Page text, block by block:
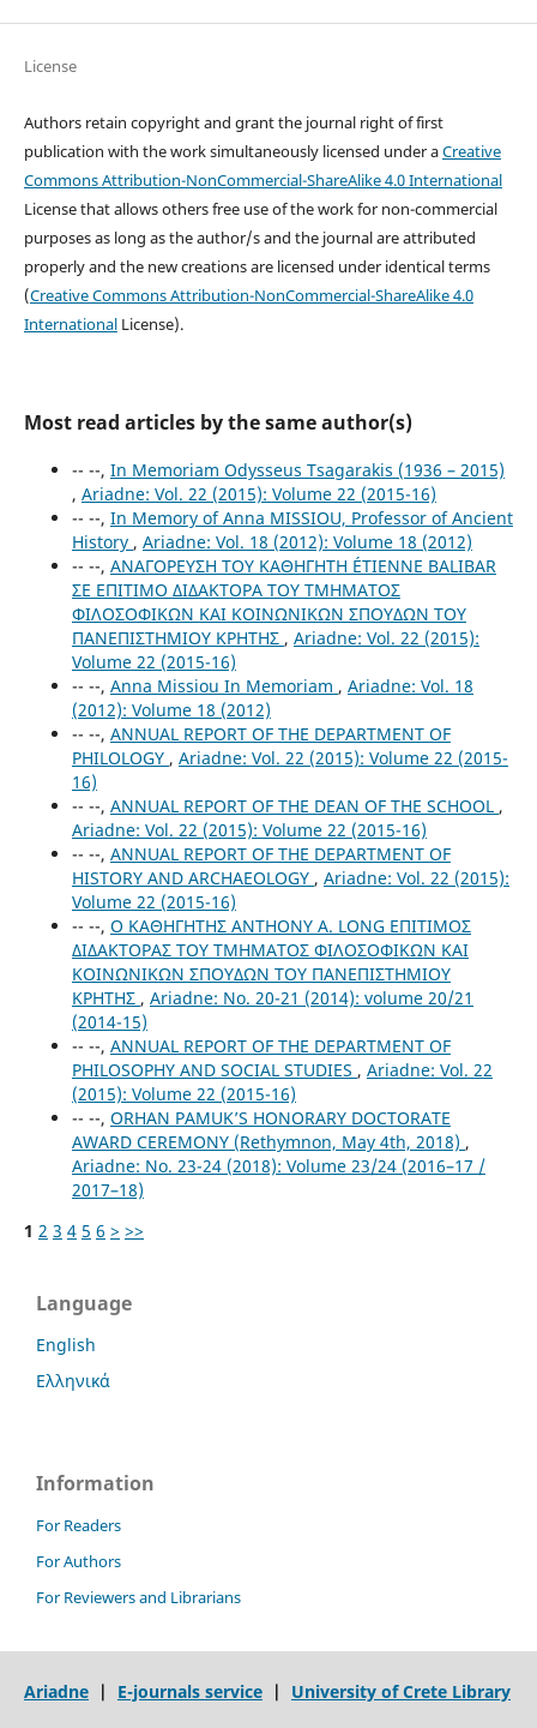
License
Authors retain copyright and grant the journal right of first
publication with the work simultaneously licensed under aCreative
Commons Attribution-NonCommercial-ShareAlike 4.0 International
License that allows others free use of the work for non-commercial
purposes as long as the author/s and the journal are attributed
properly and the new creations are licensed under identical terms
(Creative Commons Attribution-NonCommercial-ShareAlike 4.0
InternationalLicense).
Most read articles by the same author(s)
-- --, In Memoriam Odysseus Tsagarakis (1936 – 2015)
, Ariadne: Vol. 22 (2015): Volume 22 (2015-16)
-- --, In Memory of Anna MISSIOU, Professor of Ancient
History , Ariadne: Vol. 18 (2012): Volume 18 (2012)
-- --, ΑΝΑΓΟΡΕΥΣΗ TOY ΚΑΘΗΓΗΤH ÉTIENNE BALIBAR
ΣΕ ΕΠΙΤΙΜΟ ΔΙΔΑΚΤΟΡΑ ΤΟΥ ΤΜΗΜΑΤΟΣ
ΦΙΛΟΣΟΦΙΚΩΝ ΚΑΙ ΚΟΙΝΩΝΙΚΩΝ ΣΠΟΥΔΩΝ ΤΟΥ
ΠΑΝΕΠΙΣΤΗΜΙΟΥ ΚΡΗΤΗΣ , Ariadne: Vol. 22 (2015):
Volume 22 (2015-16)
-- --, Anna Missiou In Memoriam , Ariadne: Vol. 18
(2012): Volume 18 (2012)
-- --, ANNUAL REPORT OF THE DEPARTMENT OF
PHILOLOGY , Ariadne: Vol. 22 (2015): Volume 22 (2015-
16)
-- --, ANNUAL REPORT OF THE DEAN OF THE SCHOOL ,
Ariadne: Vol. 22 (2015): Volume 22 (2015-16)
-- --, ANNUAL REPORT OF THE DEPARTMENT OF
HISTORY AND ARCHAEOLOGY , Ariadne: Vol. 22 (2015):
Volume 22 (2015-16)
-- --, Ο ΚΑΘΗΓΗΤΗΣ ANTHONY A. LONG ΕΠΙΤΙΜΟΣ
ΔΙΔΑΚΤΟΡΑΣ ΤΟΥ ΤΜΗΜΑΤΟΣ ΦΙΛΟΣΟΦΙΚΩΝ ΚΑΙ
ΚΟΙΝΩΝΙΚΩΝ ΣΠΟΥΔΩΝ ΤΟΥ ΠΑΝΕΠΙΣΤΗΜΙΟΥ
ΚΡΗΤΗΣ , Ariadne: No. 20-21 (2014): volume 20/21
(2014-15)
-- --, ANNUAL REPORT OF THE DEPARTMENT OF
PHILOSOPHY AND SOCIAL STUDIES , Ariadne: Vol. 22
(2015): Volume 22 (2015-16)
-- --, ORHAN PAMUK’S HONORARY DOCTORATE
AWARD CEREMONY (Rethymnon, May 4th, 2018) ,
Ariadne: No. 23-24 (2018): Volume 23/24 (2016–17 /
2017–18)
1 2 3 4 5 6 > >>
Language
English
Ελληνικά
Information
For Readers
For Authors
For Reviewers and Librarians
Ariadne| E-journals service| University of Crete Library